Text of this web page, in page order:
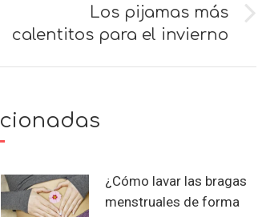
Los pijamas más
calentitos para el invierno
¿Cómo lavar las bragas
menstruales de forma